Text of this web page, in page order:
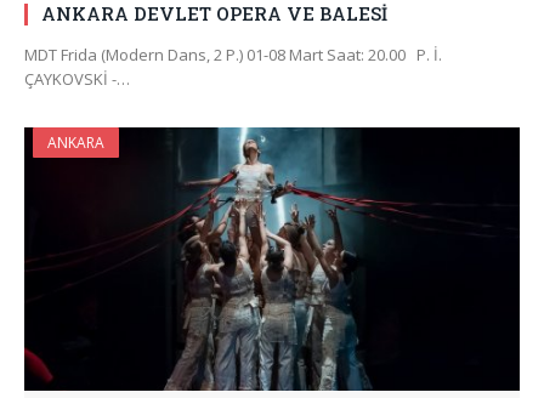
ANKARA DEVLET OPERA VE BALESİ
MDT Frida (Modern Dans, 2 P.) 01-08 Mart Saat: 20.00 P. İ.
ÇAYKOVSKİ -…
ANKARA